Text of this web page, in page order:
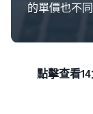
的單價也不同
點擊查看